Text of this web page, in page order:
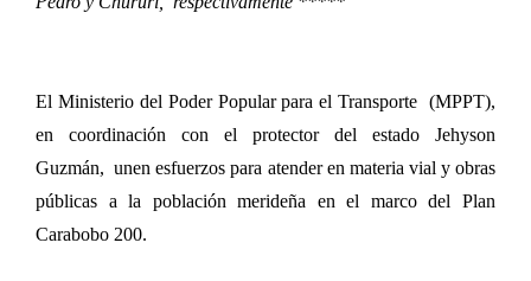
El Ministerio del Poder Popular para el Transporte (MPPT),
en coordinación con el protector del estado Jehyson
Guzmán, unen esfuerzos para atender en materia vial y obras
públicas a la población merideña en el marco del Plan
Carabobo 200.